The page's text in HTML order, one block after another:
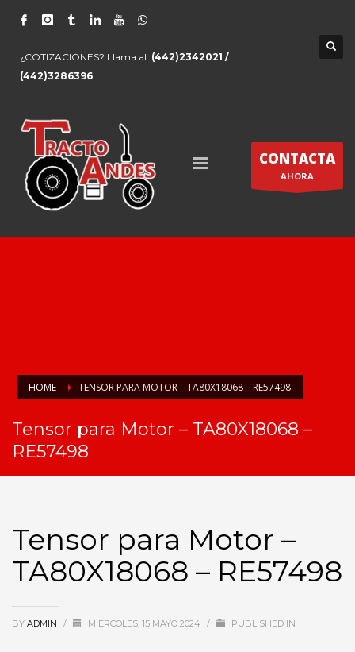
¿COTIZACIONES? Llama al: (442)2342021 /
(442)3286396
CONTACTA
AHORA
HOME TENSOR PARA MOTOR – TA80X18068 – RE57498
Tensor para Motor – TA80X18068 –
RE57498
Tensor para Motor –
TA80X18068 – RE57498
BY ADMIN / MIÉRCOLES, 15 MAYO 2024 / PUBLISHED IN